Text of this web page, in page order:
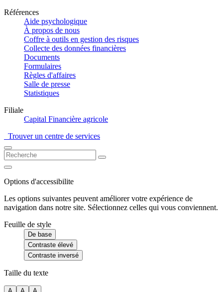
Références
Aide psychologique
À propos de nous
Coffre à outils en gestion des risques
Collecte des données financières
Documents
Formulaires
Règles d'affaires
Salle de presse
Statistiques
Filiale
Capital Financière agricole
Trouver un centre de services
Options d'accessibilite
Les options suivantes peuvent améliorer votre expérience de
navigation dans notre site. Sélectionnez celles qui vous conviennent.
Feuille de style
De base
Contraste élevé
Contraste inversé
Taille du texte